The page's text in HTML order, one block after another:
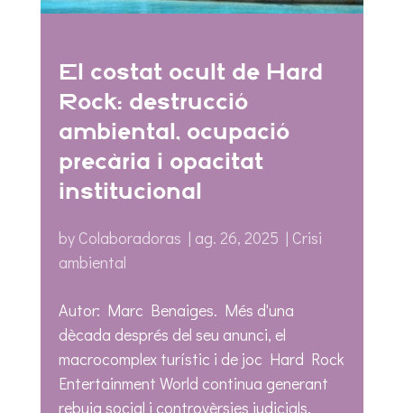
El costat ocult de Hard
Rock: destrucció
ambiental, ocupació
precària i opacitat
institucional
by Colaboradoras | ag. 26, 2025 | Crisi
ambiental
Autor: Marc Benaiges. Més d'una
dècada després del seu anunci, el
macrocomplex turístic i de joc Hard Rock
Entertainment World continua generant
rebuig social i controvèrsies judicials.